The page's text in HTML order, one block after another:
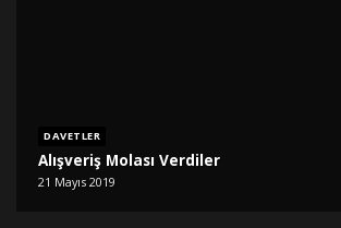
DAVETLER
Alışveriş Molası Verdiler
21 Mayıs 2019